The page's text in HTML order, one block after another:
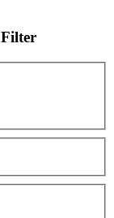
Filter